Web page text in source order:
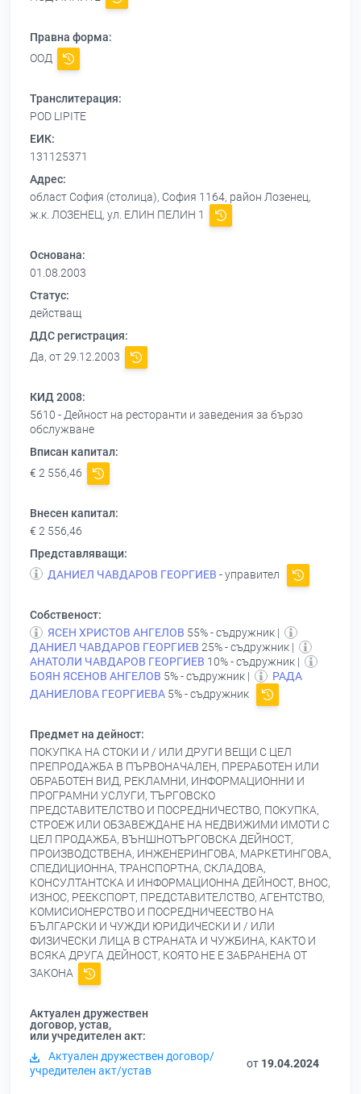
Правна форма:
ООД
Транслитерация:
POD LIPITE
ЕИК:
131125371
Адрес:
област София (столица), София 1164, район Лозенец,
ж.к. ЛОЗЕНЕЦ, ул. ЕЛИН ПЕЛИН 1
Основана:
01.08.2003
Статус:
действащ
ДДС регистрация:
Да, от 29.12.2003
КИД 2008:
5610 - Дейност на ресторанти и заведения за бързо
обслужване
Вписан капитал:
€ 2 556,46
Внесен капитал:
€ 2 556,46
Представляващи:
ДАНИЕЛ ЧАВДАРОВ ГЕОРГИЕВ - управител
Собственост:
ЯСЕН ХРИСТОВ АНГЕЛОВ 55% - съдружник |
ДАНИЕЛ ЧАВДАРОВ ГЕОРГИЕВ 25% - съдружник |
АНАТОЛИ ЧАВДАРОВ ГЕОРГИЕВ 10% - съдружник |
БОЯН ЯСЕНОВ АНГЕЛОВ 5% - съдружник |
РАДА
ДАНИЕЛОВА ГЕОРГИЕВА 5% - съдружник
Предмет на дейност:
ПОКУПКА НА СТОКИ И / ИЛИ ДРУГИ ВЕЩИ С ЦЕЛ
ПРЕПРОДАЖБА В ПЪРВОНАЧАЛЕН, ПРЕРАБОТЕН ИЛИ
ОБРАБОТЕН ВИД, РЕКЛАМНИ, ИНФОРМАЦИОННИ И
ПРОГРАМНИ УСЛУГИ, ТЪРГОВСКО
ПРЕДСТАВИТЕЛСТВО И ПОСРЕДНИЧЕСТВО, ПОКУПКА,
СТРОЕЖ ИЛИ ОБЗАВЕЖДАНЕ НА НЕДВИЖИМИ ИМОТИ С
ЦЕЛ ПРОДАЖБА, ВЪНШНОТЪРГОВСКА ДЕЙНОСТ,
ПРОИЗВОДСТВЕНА, ИНЖЕНЕРИНГОВА, МАРКЕТИНГОВА,
СПЕДИЦИОННА, ТРАНСПОРТНА, СКЛАДОВА,
КОНСУЛТАНТСКА И ИНФОРМАЦИОННА ДЕЙНОСТ, ВНОС,
ИЗНОС, РЕЕКСПОРТ, ПРЕДСТАВИТЕЛСТВО, АГЕНТСТВО,
КОМИСИОНЕРСТВО И ПОСРЕДНИЧЕЕСТВО НА
БЪЛГАРСКИ И ЧУЖДИ ЮРИДИЧЕСКИ И / ИЛИ
ФИЗИЧЕСКИ ЛИЦА В СТРАНАТА И ЧУЖБИНА, КАКТО И
ВСЯКА ДРУГА ДЕЙНОСТ, КОЯТО НЕ Е ЗАБРАНЕНА ОТ
ЗАКОНА
Актуален дружествен
договор, устав,
или учредителен акт:
Актуален дружествен договор/
учредителен акт/устав
от 19.04.2024